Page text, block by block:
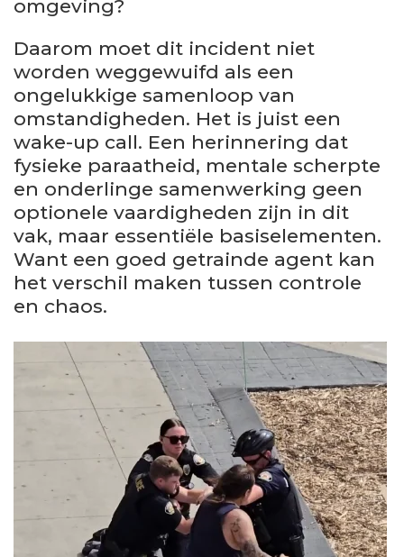
omgeving?
Daarom moet dit incident niet
worden weggewuifd als een
ongelukkige samenloop van
omstandigheden. Het is juist een
wake-up call. Een herinnering dat
fysieke paraatheid, mentale scherpte
en onderlinge samenwerking geen
optionele vaardigheden zijn in dit
vak, maar essentiële basiselementen.
Want een goed getrainde agent kan
het verschil maken tussen controle
en chaos.